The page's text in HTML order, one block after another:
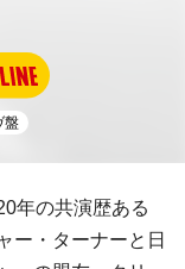
盤
年の共演歴ある
ー・ターナーと日